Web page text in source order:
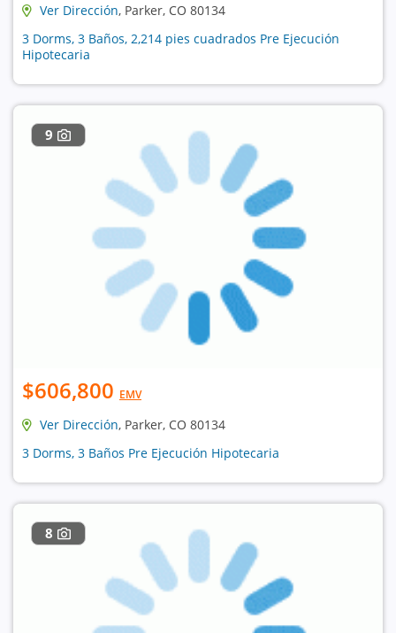
Ver Dirección, Parker, CO 80134
3 Dorms, 3 Baños, 2,214 pies cuadrados Pre Ejecución
Hipotecaria
9
$606,800 EMV
Ver Dirección, Parker, CO 80134
3 Dorms, 3 Baños Pre Ejecución Hipotecaria
8